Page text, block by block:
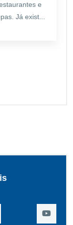
e
Já exist...